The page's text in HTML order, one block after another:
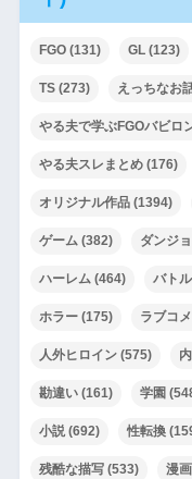
FGO(131) GL(123)
TS(273) えっちなお
やる夫で学ぶFGOバビロ
やる夫スレまとめ(176)
オリジナル作品(1394)
ゲーム (382) ダンジ
ハーレム (464) バトル
ホラー(175) ラブコメ
人外ヒロイン(575)
勘違い(161) 学園
小説(692) 性転換
残酷な描写(533) 漫画